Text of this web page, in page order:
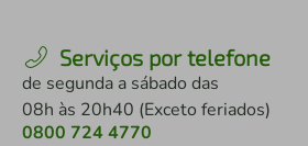
Serviços por telefone
de segunda a sábado das
08h às 20h40 (Exceto feriados)
0800 724 4770